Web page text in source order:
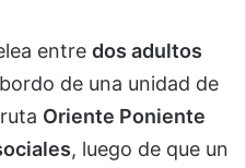
entre dos adultos
de una unidad de
Oriente Poniente
, luego de que un